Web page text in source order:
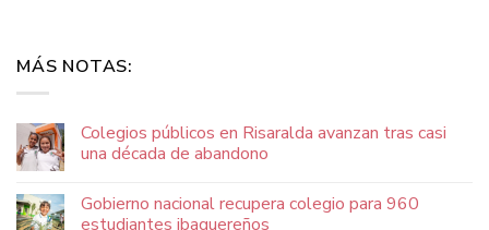
MÁS NOTAS:
Colegios públicos en Risaralda avanzan tras casi
una década de abandono
Gobierno nacional recupera colegio para 960
estudiantes ibaguereños